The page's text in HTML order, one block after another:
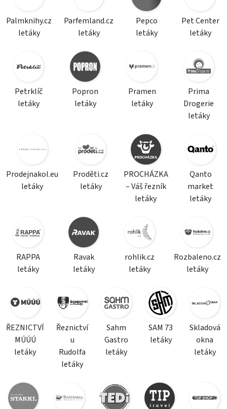
Palmknihy.cz
letáky
Parfemland.cz
letáky
Pepco
letáky
Pet Center
letáky
Petrklíč
letáky
Popron
letáky
Pramen
letáky
Prima
Drogerie
letáky
Prodejnakol.eu
letáky
Proděti.cz
letáky
PROCHÁZKA
– Váš řezník
letáky
Qanto
market
letáky
RAPPA
letáky
Ravak
letáky
rohlik.cz
letáky
Rozbaleno.cz
letáky
ŘEZNICTVÍ
MÚÚÚ
letáky
Řeznictví
u
Rudolfa
letáky
Sahm
Gastro
letáky
SAM 73
letáky
Skladová
okna
letáky